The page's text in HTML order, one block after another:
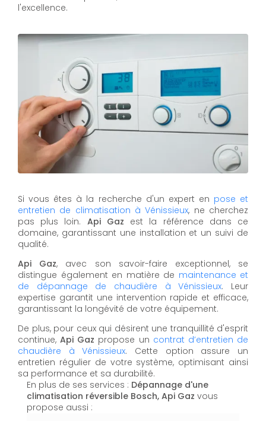
l'excellence.
Si vous êtes à la recherche d'un expert en pose et
entretien de climatisation à Vénissieux, ne cherchez
pas plus loin. Api Gaz est la référence dans ce
domaine, garantissant une installation et un suivi de
qualité.
Api Gaz, avec son savoir-faire exceptionnel, se
distingue également en matière de maintenance et
de dépannage de chaudière à Vénissieux. Leur
expertise garantit une intervention rapide et efficace,
garantissant la longévité de votre équipement.
De plus, pour ceux qui désirent une tranquillité d'esprit
continue,Api Gaz propose un contrat d’entretien de
chaudière à Vénissieux. Cette option assure un
entretien régulier de votre système, optimisant ainsi
sa performance et sa durabilité.
En plus de ses services : Dépannage d'une
climatisation réversible Bosch, Api Gaz vous
propose aussi :